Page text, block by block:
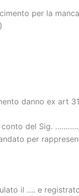
per la
danno ex art
conto del Sig.
per
il …. e